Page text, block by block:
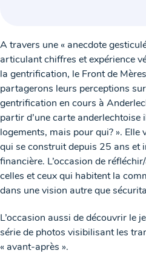
A travers une « anecdote
articulant chiffres et expérience
la gentrification, le Front de
partagerons leurs perceptions
gentrification en cours à
partir d’une carte anderlechtoise
logements, mais pour qui? ». Elle
qui se construit depuis 25 ans et
financière. L’occasion de
celles et ceux qui habitent la
dans une vision autre que
L’occasion aussi de découvrir le
série de photos visibilisant les
« avant-après ».